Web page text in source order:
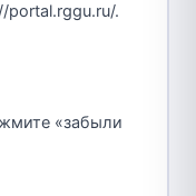
portal.rggu.ru/.
«забыли